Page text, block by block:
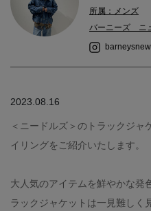
所属：メンズ
バーニーズ ニ
2023.08.16
＜ニードルズ＞のトラックジャ
イリングをご紹介いたします。
大人気のアイテムを鮮やかな発
ラックジャケットは一見難しく